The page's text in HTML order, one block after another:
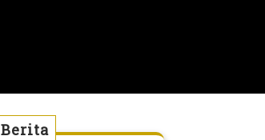
Berita